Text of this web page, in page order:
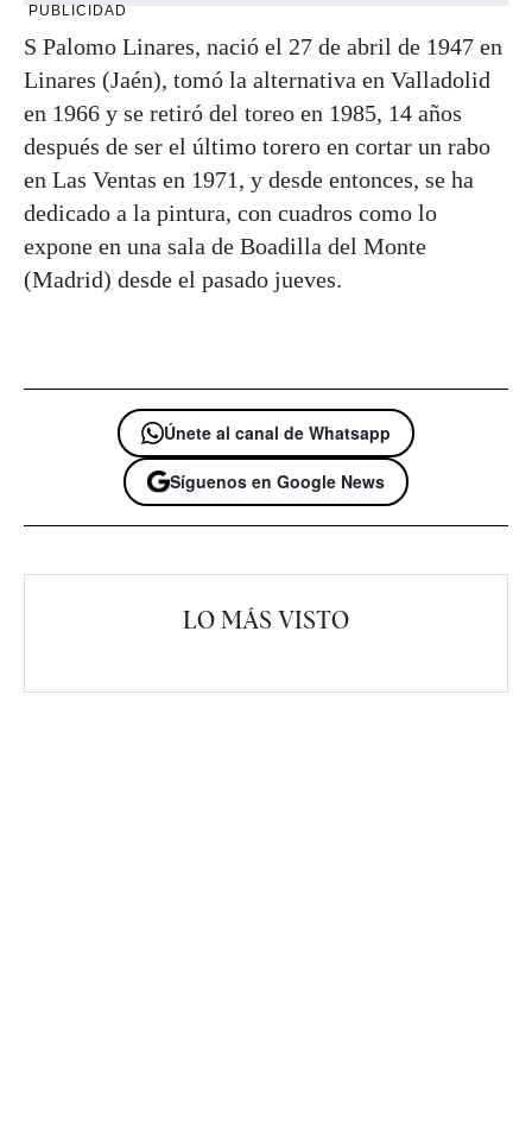
PUBLICIDAD
S Palomo Linares, nació el 27 de abril de 1947 en
Linares (Jaén), tomó la alternativa en Valladolid
en 1966 y se retiró del toreo en 1985, 14 años
después de ser el último torero en cortar un rabo
en Las Ventas en 1971, y desde entonces, se ha
dedicado a la pintura, con cuadros como lo
expone en una sala de Boadilla del Monte
(Madrid) desde el pasado jueves.
Únete al canal de Whatsapp
Síguenos en Google News
LO MÁS VISTO